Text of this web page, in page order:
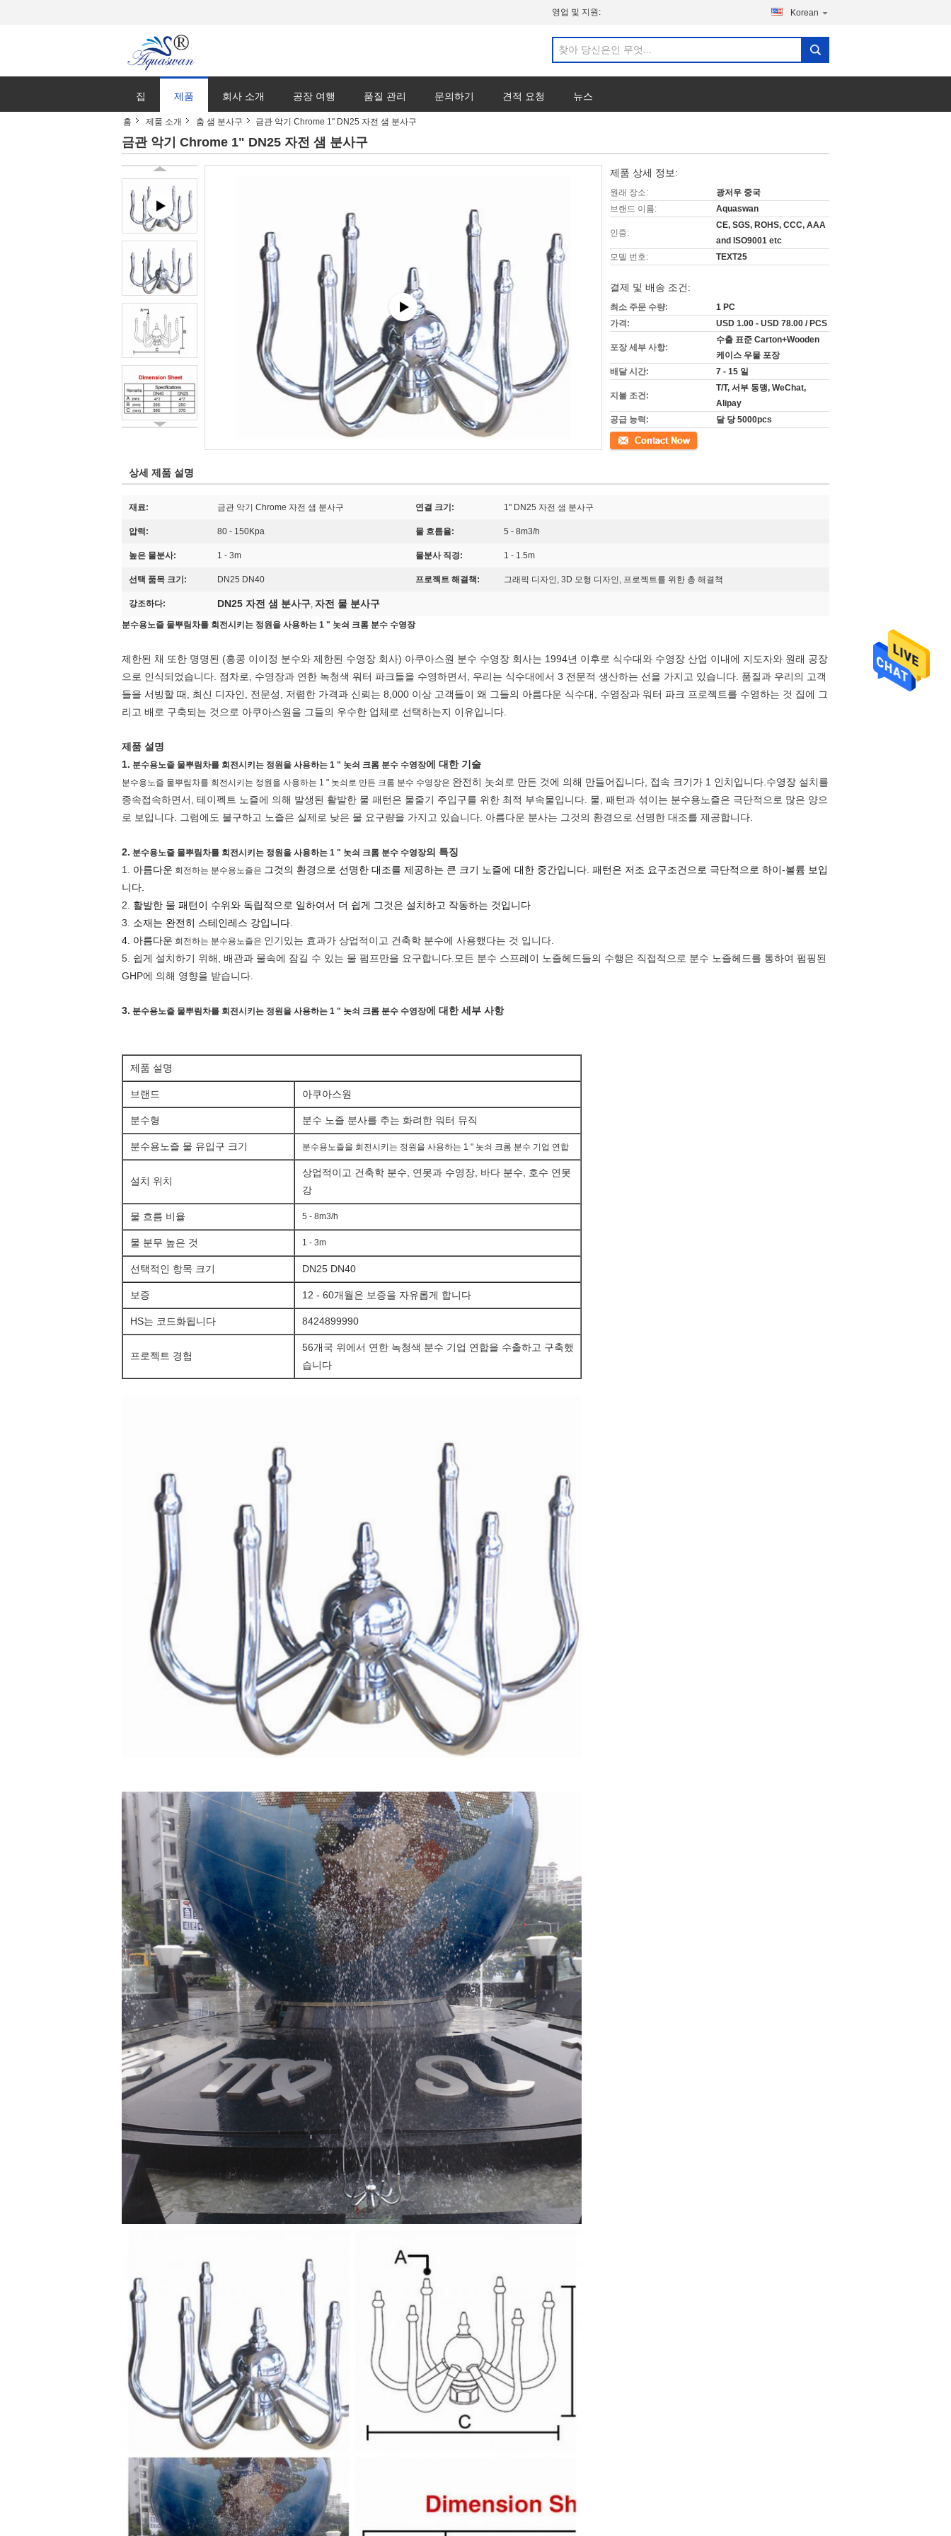
영업 및 지원: Korean
집 제품 회사 소개 공장 여행 품질 관리 문의하기 견적 요청 뉴스
홈 제품 소개 춤 샘 분사구 금관 악기 Chrome 1" DN25 자전 샘 분사구
금관 악기 Chrome 1" DN25 자전 샘 분사구
제품 상세 정보:
원래 장소:
광저우 중국
브랜드 이름:
Aquaswan
인증:
CE, SGS, ROHS, CCC, AAA
and ISO9001 etc
모델 번호:
TEXT25
결제 및 배송 조건:
최소 주문 수량:
1 PC
가격:
USD 1.00 - USD 78.00 / PCS
포장 세부 사항:
수출 표준 Carton+Wooden
케이스 우물 포장
배달 시간:
7 - 15 일
지불 조건:
T/T, 서부 동맹, WeChat,
Alipay
공급 능력:
달 당 5000pcs
접촉
상세 제품 설명
재료: 금관 악기 Chrome 자전 샘 분사구 연결 크기: 1" DN25 자전 샘 분사구
압력: 80 - 150Kpa 물 흐름율: 5 - 8m3/h
높은 물분사: 1 - 3m 물분사 직경: 1 - 1.5m
선택 품목 크기: DN25 DN40 프로젝트 해결책: 그래픽 디자인, 3D 모형 디자인, 프로젝트를 위한 총 해결책
강조하다: DN25 자전 샘 분사구, 자전 물 분사구
분수용노즐 물뿌림차를 회전시키는 정원을 사용하는 1 " 놋쇠 크롬 분수 수영장
제한된 채 또한 명명된 (홍콩 이이정 분수와 제한된 수영장 회사) 아쿠아스원 분수 수영장 회사는 1994년 이후로 식수대와 수영장 산업 이내에 지도자와 원래 공장
으로 인식되었습니다. 점차로, 수영장과 연한 녹청색 워터 파크들을 수영하면서, 우리는 식수대에서 3 전문적 생산하는 선을 가지고 있습니다. 품질과 우리의 고객
들을 서빙할 때, 최신 디자인, 전문성, 저렴한 가격과 신뢰는 8,000 이상 고객들이 왜 그들의 아름다운 식수대, 수영장과 워터 파크 프로젝트를 수영하는 것 집에 그
리고 배로 구축되는 것으로 아쿠아스원을 그들의 우수한 업체로 선택하는지 이유입니다.
제품 설명
1. 분수용노즐 물뿌림차를 회전시키는 정원을 사용하는 1 " 놋쇠 크롬 분수 수영장에 대한 기술
분수용노즐 물뿌림차를 회전시키는 정원을 사용하는 1 " 놋쇠로 만든 크롬 분수 수영장은 완전히 놋쇠로 만든 것에 의해 만들어집니다, 접속 크기가 1 인치입니다.수영장 설치를
종속접속하면서, 테이펙트 노즐에 의해 발생된 활발한 물 패턴은 물줄기 주입구를 위한 최적 부속물입니다. 물, 패턴과 섞이는 분수용노즐은 극단적으로 많은 양으
로 보입니다. 그럼에도 불구하고 노즐은 실제로 낮은 물 요구량을 가지고 있습니다. 아름다운 분사는 그것의 환경으로 선명한 대조를 제공합니다.
2. 분수용노즐 물뿌림차를 회전시키는 정원을 사용하는 1 " 놋쇠 크롬 분수 수영장의 특징
1. 아름다운 회전하는 분수용노즐은 그것의 환경으로 선명한 대조를 제공하는 큰 크기 노즐에 대한 중간입니다. 패턴은 저조 요구조건으로 극단적으로 하이-볼륨 보입
니다.
2. 활발한 물 패턴이 수위와 독립적으로 일하여서 더 쉽게 그것은 설치하고 작동하는 것입니다
3. 소재는 완전히 스테인레스 강입니다.
4. 아름다운 회전하는 분수용노즐은 인기있는 효과가 상업적이고 건축학 분수에 사용했다는 것 입니다.
5. 쉽게 설치하기 위해, 배관과 물속에 잠길 수 있는 물 펌프만을 요구합니다.모든 분수 스프레이 노즐헤드들의 수행은 직접적으로 분수 노즐헤드를 통하여 펌핑된
GHP에 의해 영향을 받습니다.
3. 분수용노즐 물뿌림차를 회전시키는 정원을 사용하는 1 " 놋쇠 크롬 분수 수영장에 대한 세부 사항
제품 설명
브랜드 아쿠아스원
분수형 분수 노즐 분사를 추는 화려한 워터 뮤직
분수용노즐 물 유입구 크기 분수용노즐을 회전시키는 정원을 사용하는 1 " 놋쇠 크롬 분수 기업 연합
설치 위치
상업적이고 건축학 분수, 연못과 수영장, 바다 분수, 호수 연못
강
물 흐름 비율 5 - 8m3/h
물 분무 높은 것 1 - 3m
선택적인 항목 크기 DN25 DN40
보증 12 - 60개월은 보증을 자유롭게 합니다
HS는 코드화됩니다 8424899990
프로젝트 경험
56개국 위에서 연한 녹청색 분수 기업 연합을 수출하고 구축했
습니다